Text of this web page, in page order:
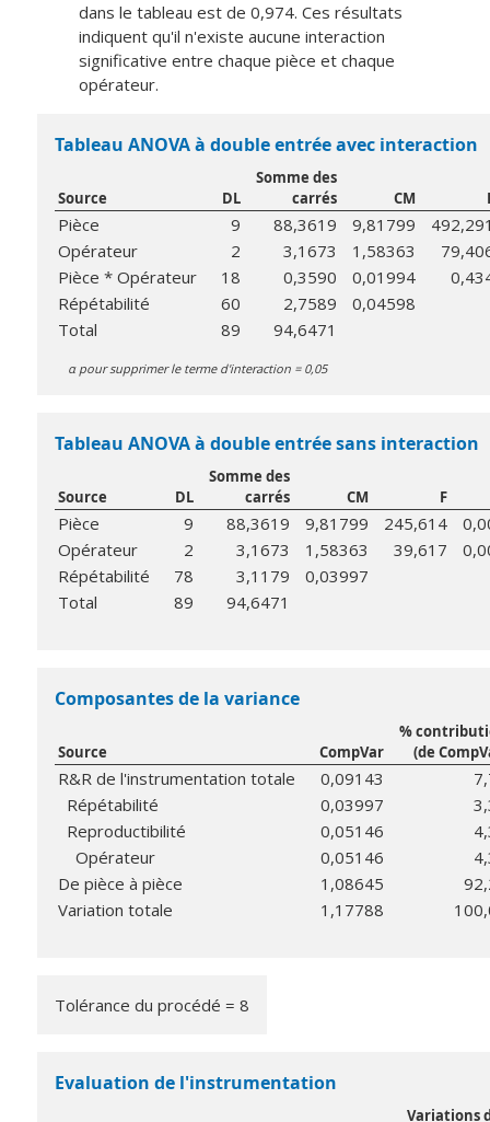
dans le tableau est de 0,974. Ces résultats
indiquent qu'il n'existe aucune interaction
significative entre chaque pièce et chaque
opérateur.
Tableau ANOVA à double entrée avec interaction
Source DL
Somme des
carrés
CM
Pièce 9 88,3619 9,81799
Opérateur
2 3,1673 1,58363
Pièce * Opérateur
18 0,3590 0,01994
Répétabilité
60 2,7589
0,04598
Total
89 94,6471
α pour supprimer le terme d'interaction = 0,05
Tableau ANOVA à double entrée sans interaction
Source DL
Somme des
carrés
CM F
Pièce 9 88,3619 9,81799 245,614
Opérateur
2 3,1673 1,58363 39,617
Répétabilité
78 3,1179
0,03997
Total
89 94,6471
Composantes de la variance
Source CompVar
%
(de
R&R de l'instrumentation totale 0,09143
Répétabilité
0,03997
Reproductibilité
0,05146
Opérateur
0,05146
De pièce à pièce
1,08645
Variation totale
1,17788
Tolérance du procédé = 8
Evaluation de l'instrumentation
Variations